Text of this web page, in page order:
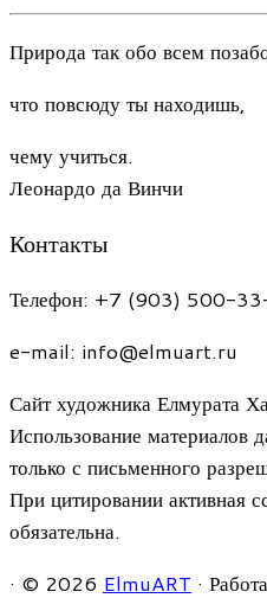
Природа так обо всем
что повсюду ты находишь,
чему учиться.
Леонардо да Винчи
Контакты
Телефон: +7 (903) 500-
e-mail: info@elmuart.ru
Сайт художника Елмурата
Использование материалов
только с письменного
При цитировании активная
обязательна.
· © 2026 ElmuART ·